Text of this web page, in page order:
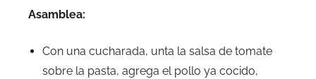
Asamblea:
Con una cucharada, unta la salsa de tomate
sobre la pasta, agrega el pollo ya cocido,